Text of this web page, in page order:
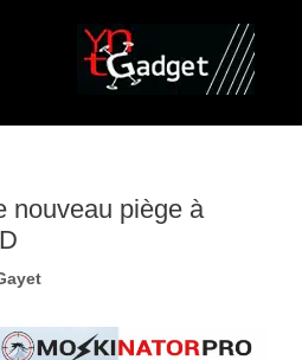
nouveau piège à